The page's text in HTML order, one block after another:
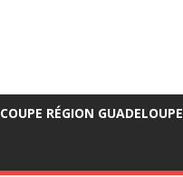
COUPE RÉGION GUADELOUPE